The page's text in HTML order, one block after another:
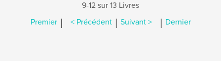
9-12 sur 13 Livres
Premier | < Précédent | Suivant > | Dernier